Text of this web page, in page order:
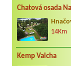
Chatová osada
14Km
Kemp Valcha